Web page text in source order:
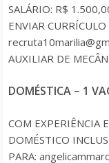
SALÁRIO: R$
ENVIAR
AUXILIAR DE
DOMÉSTICA – 1
COM EXPERIÊNCIA
DOMÉSTICO
PARA: